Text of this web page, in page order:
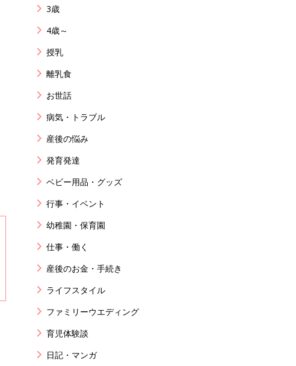
3歳
4歳～
授乳
離乳食
お世話
病気・トラブル
産後の悩み
発育発達
ベビー用品・グッズ
行事・イベント
幼稚園・保育園
仕事・働く
産後のお金・手続き
ライフスタイル
ファミリーウエディング
育児体験談
日記・マンガ